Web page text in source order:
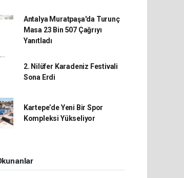
Antalya Muratpaşa'da Turunç
Masa 23 Bin 507 Çağrıyı
Yanıtladı
2. Nilüfer Karadeniz Festivali
Sona Erdi
Kartepe’de Yeni Bir Spor
Kompleksi Yükseliyor